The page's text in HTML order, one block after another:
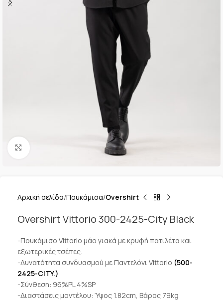
Αρχική σελίδα Πουκάμισα Overshirt
Overshirt Vittorio 300-2425-City Black
-Πουκάμισο Vittorio μάο γιακά με κρυφή πατιλέτα και
εξωτερικές τσέπες.
-Δυνατότητα συνδυασμού με Παντελόνι Vittorio (500-
2425-CITY.)
-Σύνθεση: 96%PL 4%SP
-Διαστάσεις μοντέλου: Ύψος 1.82cm, Βάρος 79kg